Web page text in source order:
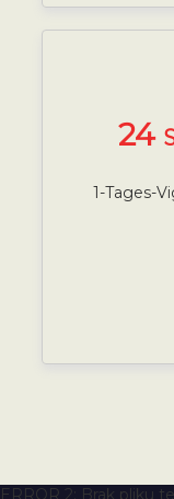
24
1-Tages-
ERROR 2: Brak pliku